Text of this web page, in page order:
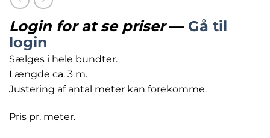
Login for at se priser— Gå til
login
Sælges i hele bundter.
Længde ca. 3 m.
Justering af antal meter kan forekomme.
Pris pr. meter.